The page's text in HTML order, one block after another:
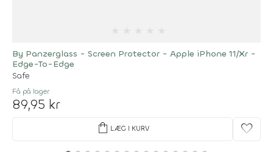
By Panzerglass - Screen Protector - Apple iPhone 11/Xr -
Edge-To-Edge
Safe
Få på lager
89,95 kr
shopping_bag LÆG I KURV favorite